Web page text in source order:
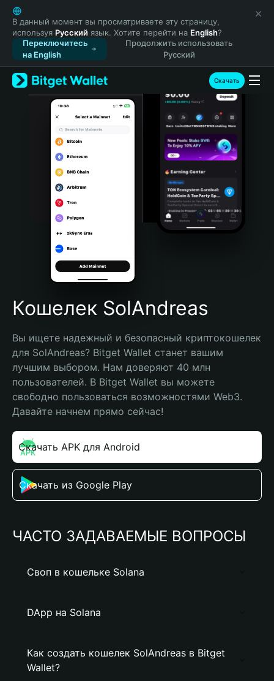
English
日本語
Tiếng Việt
Русский
Español (Latinoamérica)
Türkçe
Italiano
Português (Portugal)
Bahasa Indonesia
Português (Brasil)
Español (Argentina)
В данный момент вы просматриваете эту страницу,
используя Русский язык. Хотите перейти на English?
Переключитесь
на English
Продолжить использовать
Русский
Скачать
Кошелек SolAndreas
Вы ищете надежный и безопасный криптокошелек
для SolAndreas? Bitget Wallet станет вашим
лучшим выбором. Нам доверяют 40 млн
пользователей. В Bitget Wallet вы можете
свободно пользоваться возможностями Web3.
Давайте начнем прямо сейчас!
Скачать APK для Android
Скачать из Google Play
ЧАСТО ЗАДАВАЕМЫЕ ВОПРОСЫ
Своп в кошельке Solana
DApp на Solana
Как создать кошелек SolAndreas в Bitget
Wallet?